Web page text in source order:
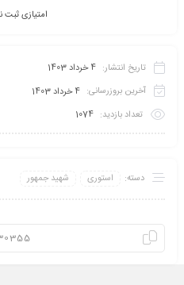
امتیازی
تاریخ انتشار: 4 خرداد 1403
آخرین بروزرسانی: 4 خرداد 1403
تعداد بازدید: 1074
دسته: استوری شهید جمهور